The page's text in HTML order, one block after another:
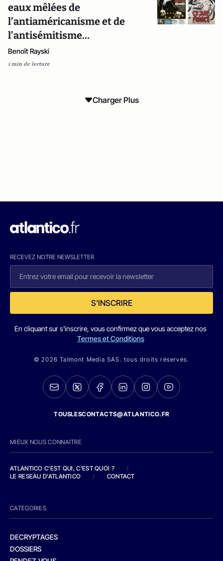
eaux mêlées de
l’antiaméricanisme et de
l’antisémitisme…
Benoît Rayski
1 min de lecture
Charger Plus
RECEVEZ NOTRE NEWSLETTER
S'INSCRIRE
En cliquant sur s'inscrire, vous confirmez que vous acceptez nos
Termes et Conditions
© 2026 Talmont Media SAS. tous droits réservés.
TOUSLESCONTACTS@ATLANTICO.FR
MIEUX NOUS CONNAITRE
ATLANTICO C'EST QUI, C'EST QUOI ?
/
LE RESEAU D'ATLANTICO
/ CONTACT
CATEGORIES
DECRYPTAGES
DOSSIERS